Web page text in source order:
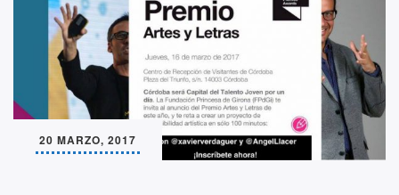
20 MARZO, 2017